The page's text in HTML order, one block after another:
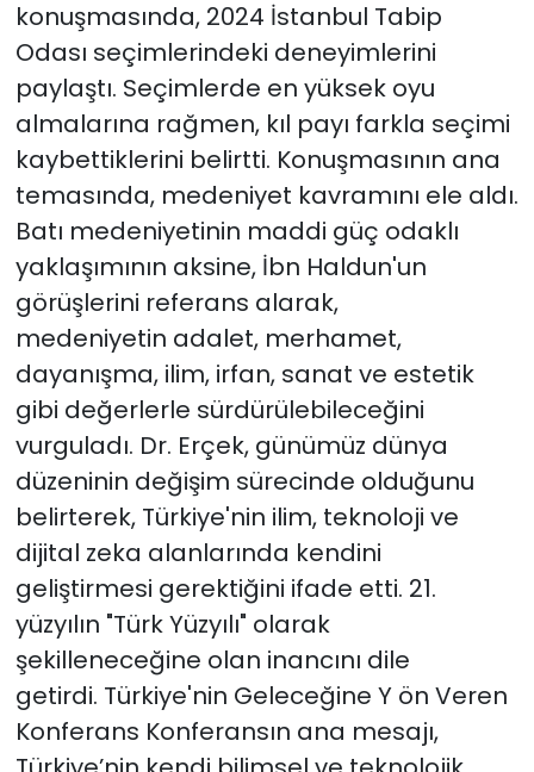
konuşmasında, 2024 İstanbul Tabip
Odası seçimlerindeki deneyimlerini
paylaştı. Seçimlerde en yüksek oyu
almalarına rağmen, kıl payı farkla seçimi
kaybettiklerini belirtti. Konuşmasının ana
temasında, medeniyet kavramını ele aldı.
Batı medeniyetinin maddi güç odaklı
yaklaşımının aksine, İbn Haldun'un
görüşlerini referans alarak,
medeniyetin adalet, merhamet,
dayanışma, ilim, irfan, sanat ve estetik
gibi değerlerle sürdürülebileceğini
vurguladı. Dr. Erçek, günümüz dünya
düzeninin değişim sürecinde olduğunu
belirterek, Türkiye'nin ilim, teknoloji ve
dijital zeka alanlarında kendini
geliştirmesi gerektiğini ifade etti. 21.
yüzyılın "Türk Yüzyılı" olarak
şekilleneceğine olan inancını dile
getirdi. Türkiye'nin Geleceğine Y ön Veren
Konferans Konferansın ana mesajı,